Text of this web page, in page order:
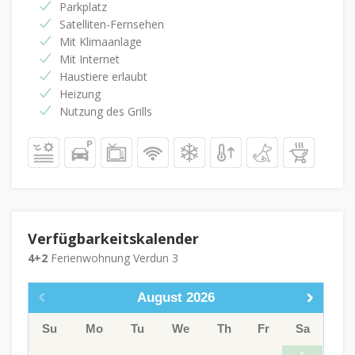
Parkplatz
Satelliten-Fernsehen
Mit Klimaanlage
Mit Internet
Haustiere erlaubt
Heizung
Nutzung des Grills
Verfügbarkeitskalender
4+2 Ferienwohnung Verdun 3
August 2026
Su Mo Tu We Th Fr Sa